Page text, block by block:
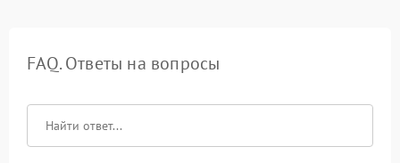
FAQ. Ответы на вопросы